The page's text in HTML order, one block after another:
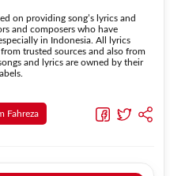
menghilangkan struktur dasar lagu.
on providing song’s lyrics and
and composers who have
in Indonesia. All lyrics
trusted sources and also from
and lyrics are owned by their
Fahreza